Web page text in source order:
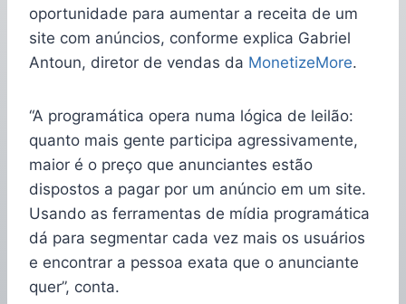
oportunidade para aumentar a receita de um
site com anúncios, conforme explica Gabriel
Antoun, diretor de vendas da MonetizeMore.
“A programática opera numa lógica de leilão:
quanto mais gente participa agressivamente,
maior é o preço que anunciantes estão
dispostos a pagar por um anúncio em um site.
Usando as ferramentas de mídia programática
dá para segmentar cada vez mais os usuários
e encontrar a pessoa exata que o anunciante
quer”, conta.